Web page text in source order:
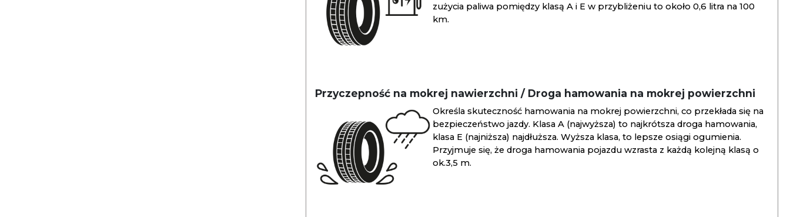
zużycia paliwa pomiędzy klasą A i E w przybliżeniu to około 0,6 litra na 100
km.
Przyczepność na mokrej nawierzchni / Droga hamowania na mokrej powierzchni
Określa skuteczność hamowania na mokrej powierzchni, co przekłada się na
bezpieczeństwo jazdy. Klasa A (najwyższa) to najkrótsza droga hamowania,
klasa E (najniższa) najdłuższa. Wyższa klasa, to lepsze osiągi ogumienia.
Przyjmuje się, że droga hamowania pojazdu wzrasta z każdą kolejną klasą o
ok.3,5 m.